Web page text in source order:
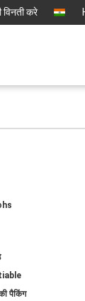
विनती करे
पैकिंग